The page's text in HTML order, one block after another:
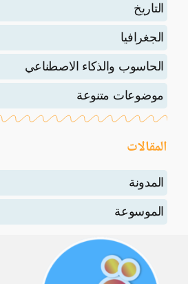
التاريخ
الجغرافيا
الحاسوب والذكاء الاصطناعي
موضوعات متنوعة
المقالات
المدونة
الموسوعة